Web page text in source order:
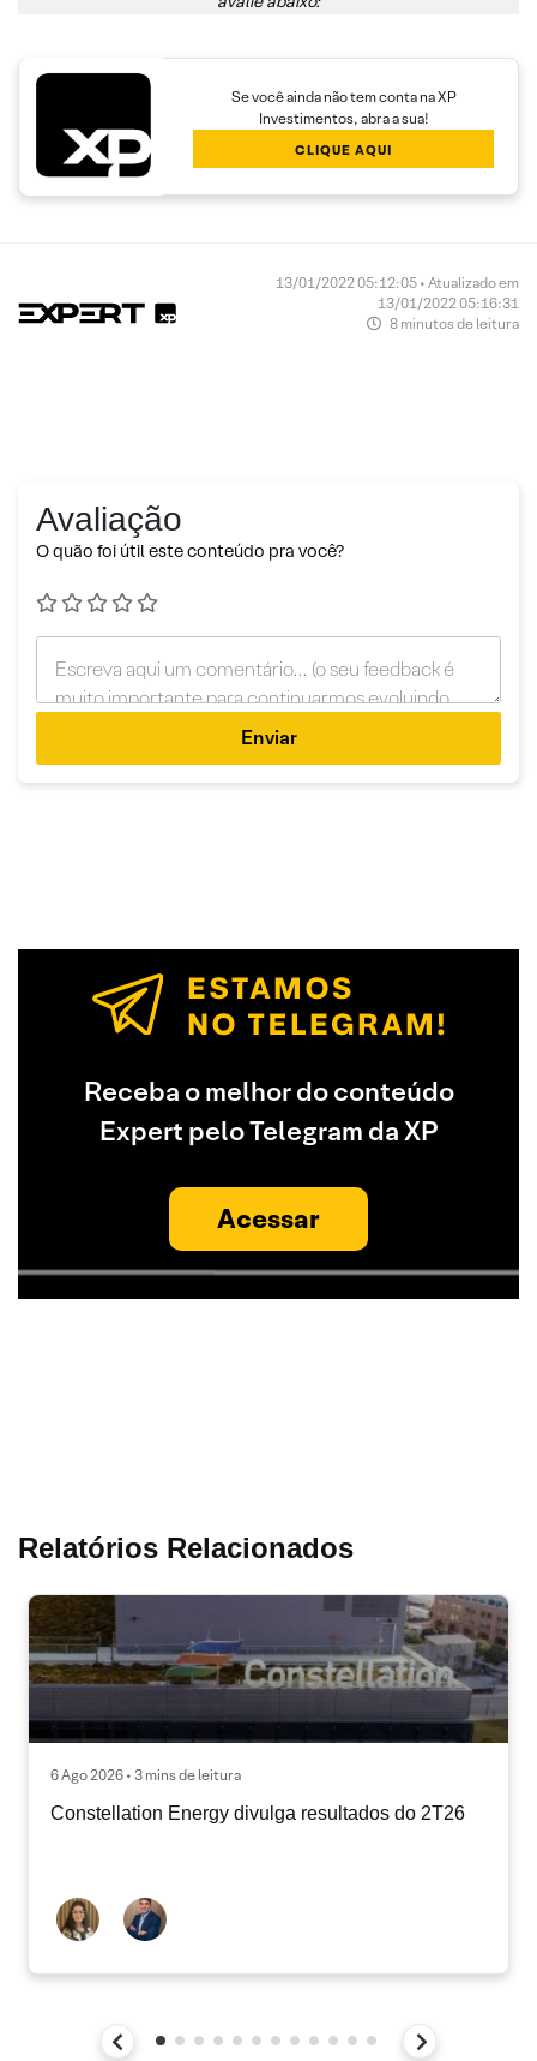
Se você ainda não tem conta na XP
Investimentos, abra a sua!
CLIQUE AQUI
13/01/2022 05:12:05 • Atualizado em
13/01/2022 05:16:31
8 minutos de leitura
Avaliação
O quão foi útil este conteúdo pra você?
Enviar
Receba o melhor do conteúdo
Expert pelo Telegram da XP
Acessar
Relatórios Relacionados
6 Ago 2026 • 3 mins de leitura
Constellation Energy divulga resultados do 2T26